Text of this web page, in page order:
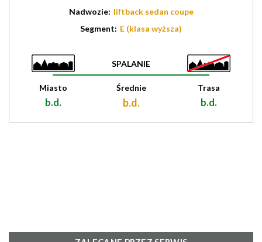
Nadwozie: liftback sedan coupe
Segment: E (klasa wyższa)
SPALANIE
Miasto
b.d.
Średnie
b.d.
Trasa
b.d.